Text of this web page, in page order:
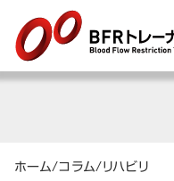
ホーム/コラム/リハビリ